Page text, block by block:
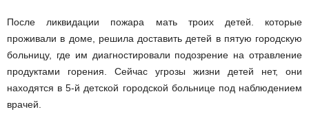
После ликвидации пожара мать троих детей. которые
проживали в доме, решила доставить детей в пятую городскую
больницу, где им диагностировали подозрение на отравление
продуктами горения. Сейчас угрозы жизни детей нет, они
находятся в 5-й детской городской больнице под наблюдением
врачей.